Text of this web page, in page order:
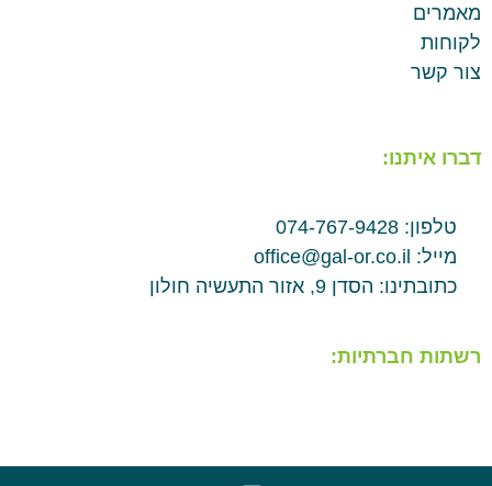
מאמרים
לקוחות
צור קשר
דברו איתנו:
טלפון: 074-767-9428
מייל: office@gal-or.co.il
כתובתינו: הסדן 9, אזור התעשיה חולון
רשתות חברתיות: